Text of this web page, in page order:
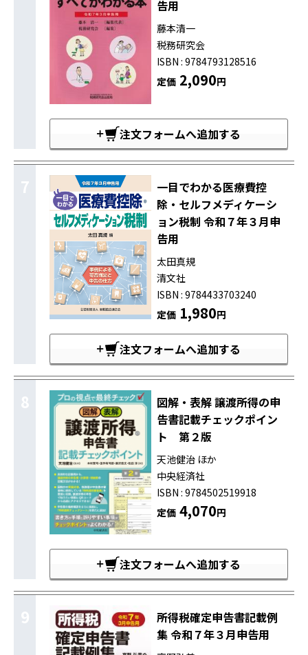
告用
藤本清一
税務研究会
ISBN : 9784793128516
定価2,090円
注文フォームへ追加する
7
一目でわかる医療費控
除・セルフメディケーシ
ョン税制 令和７年３月申
告用
太田真規
清文社
ISBN : 9784433703240
定価1,980円
注文フォームへ追加する
8
図解・表解 譲渡所得の申
告書記載チェックポイン
ト 第２版
天池健治 ほか
中央経済社
ISBN : 9784502519918
定価4,070円
注文フォームへ追加する
9
所得税確定申告書記載例
集 令和７年３月申告用